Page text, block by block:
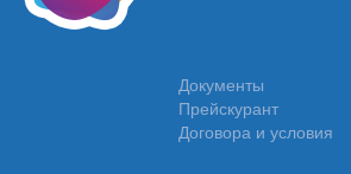
Документы
Прейскурант
Договора и условия